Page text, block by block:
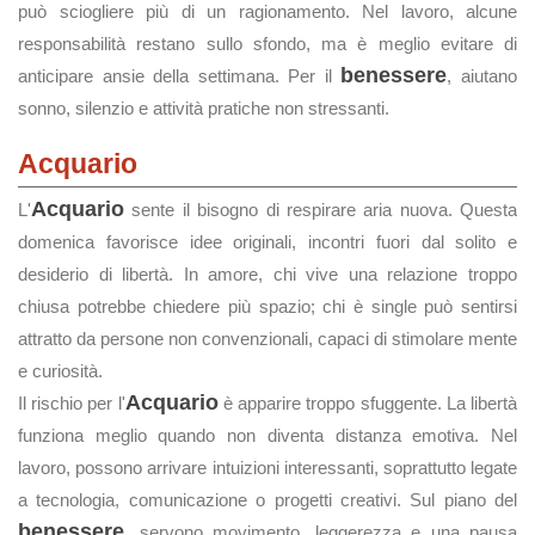
può sciogliere più di un ragionamento. Nel lavoro, alcune
responsabilità restano sullo sfondo, ma è meglio evitare di
anticipare ansie della settimana. Per il benessere, aiutano
sonno, silenzio e attività pratiche non stressanti.
Acquario
L'Acquario sente il bisogno di respirare aria nuova. Questa
domenica favorisce idee originali, incontri fuori dal solito e
desiderio di libertà. In amore, chi vive una relazione troppo
chiusa potrebbe chiedere più spazio; chi è single può sentirsi
attratto da persone non convenzionali, capaci di stimolare mente
e curiosità.
Il rischio per l'Acquarioè apparire troppo sfuggente. La libertà
funziona meglio quando non diventa distanza emotiva. Nel
lavoro, possono arrivare intuizioni interessanti, soprattutto legate
a tecnologia, comunicazione o progetti creativi. Sul piano del